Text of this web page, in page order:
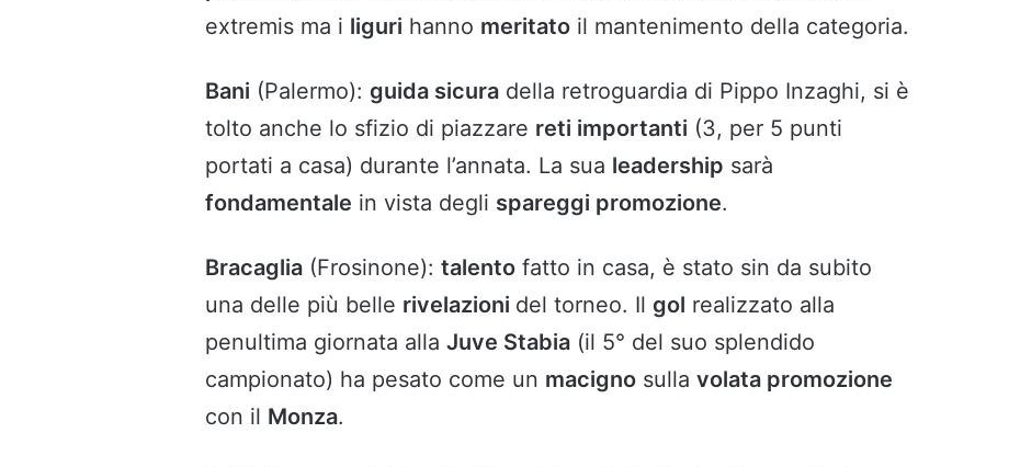
extremis ma i liguri hanno meritato il mantenimento della categoria.
Bani (Palermo): guida sicura della retroguardia di Pippo Inzaghi, si è
tolto anche lo sfizio di piazzare reti importanti (3, per 5 punti
portati a casa) durante l’annata. La sua leadership sarà
fondamentale in vista degli spareggi promozione.
Bracaglia (Frosinone): talento fatto in casa, è stato sin da subito
una delle più belle rivelazioni del torneo. Il gol realizzato alla
penultima giornata alla Juve Stabia (il 5° del suo splendido
campionato) ha pesato come un macigno sulla volata promozione
con il Monza.